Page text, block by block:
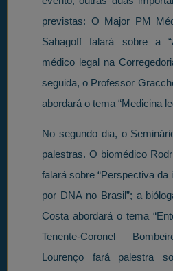
previstas: O Major PM
Sahagoff falará sobre a
médico legal na
seguida, o Professor
abordará o tema “Medicina
No segundo dia, o
palestras. O biomédico
falará sobre “Perspectiva da
por DNA no Brasil”; a
Costa abordará o tema
Tenente-Coronel
Lourenço fará palestra